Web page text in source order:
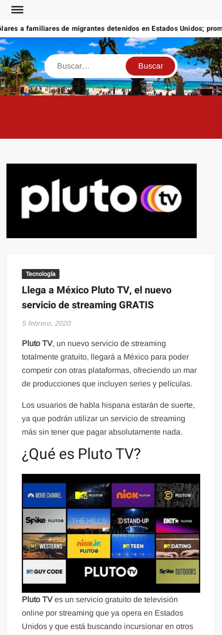
Saltar
contenido
a familiares de migrantes detenidos en Estados Unidos;
Buscar
Tecnología
Llega a México Pluto TV, el nuevo
servicio de streaming GRATIS
5 febrero, 2020
Pluto TV, un nuevo servicio de streaming
totalmente gratuito, llegará a México para poder
competir con otras plataformas, ofreciendo un mar
de producciones que incluyen series y películas.
Los usuarios de habla hispana estarán de suerte,
ya que podrán utilizar un servicio de streaming
más sin tener que pagar absolutamente nada.
¿Qué es Pluto TV?
Pluto TVes un servicio gratuito de televisión
online por streaming que ya opera en Estados
Unidos y que está buscando incursionar en otros